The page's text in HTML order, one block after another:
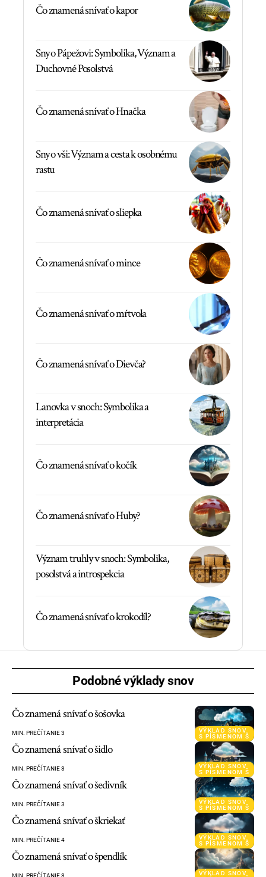
Čo znamená snívať o kapor
Sny o Pápežovi: Symbolika, Význam a
Duchovné Posolstvá
Čo znamená snívať o Hnačka
Sny o vši: Význam a cesta k osobnému
rastu
Čo znamená snívať o sliepka
Čo znamená snívať o mince
Čo znamená snívať o mŕtvola
Čo znamená snívať o Dievča?
Lanovka v snoch: Symbolika a
interpretácia
Čo znamená snívať o kočík
Čo znamená snívať o Huby?
Význam truhly v snoch: Symbolika,
posolstvá a introspekcia
Čo znamená snívať o krokodíl?
Podobné výklady snov
VÝKLAD SNOV
S PÍSMENOM Š
Čo znamená snívať o šošovka
MIN. PREČÍTANIE 3
VÝKLAD SNOV
S PÍSMENOM Š
Čo znamená snívať o šidlo
MIN. PREČÍTANIE 3
VÝKLAD SNOV
S PÍSMENOM Š
Čo znamená snívať o šedivník
MIN. PREČÍTANIE 3
VÝKLAD SNOV
S PÍSMENOM Š
Čo znamená snívať o škriekať
MIN. PREČÍTANIE 4
VÝKLAD SNOV
Čo znamená snívať o špendlík
MIN. PREČÍTANIE 3